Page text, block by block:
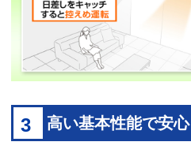
3 高い基本性能で安心